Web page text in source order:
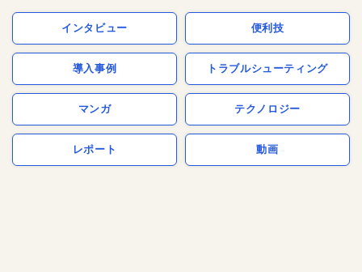
インタビュー 便利技
導入事例 トラブルシューティング
マンガ テクノロジー
レポート 動画